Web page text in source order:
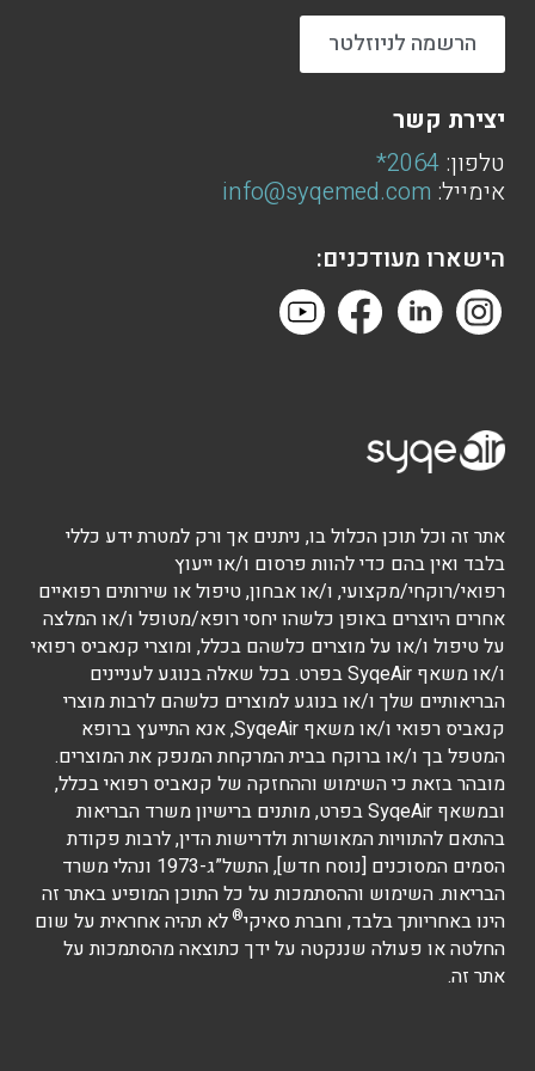
הרשמה לניוזלטר
יצירת קשר
טלפון: 2064*
אימייל: info@syqemed.com
הישארו מעודכנים:
אתר זה וכל תוכן הכלול בו, ניתנים אך ורק למטרת ידע כללי
בלבד ואין בהם כדי להוות פרסום ו/או ייעוץ
רפואי/רוקחי/מקצועי, ו/או אבחון, טיפול או שירותים רפואיים
אחרים היוצרים באופן כלשהו יחסי רופא/מטופל ו/או המלצה
על טיפול ו/או על מוצרים כלשהם בכלל, ומוצרי קנאביס רפואי
ו/או משאף SyqeAir בפרט. בכל שאלה בנוגע לעניינים
הבריאותיים שלך ו/או בנוגע למוצרים כלשהם לרבות מוצרי
קנאביס רפואי ו/או משאף SyqeAir, אנא התייעץ ברופא
המטפל בך ו/או ברוקח בבית המרקחת המנפק את המוצרים.
מובהר בזאת כי השימוש וההחזקה של קנאביס רפואי בכלל,
ובמשאף SyqeAir בפרט, מותנים ברישיון משרד הבריאות
בהתאם להתוויות המאושרות ולדרישות הדין, לרבות פקודת
הסמים המסוכנים [נוסח חדש], התשל”ג-1973 ונהלי משרד
הבריאות. השימוש וההסתמכות על כל התוכן המופיע באתר זה
הינו באחריותך בלבד, וחברת סאיקי® לא תהיה אחראית על שום
החלטה או פעולה שננקטה על ידך כתוצאה מהסתמכות על
אתר זה.